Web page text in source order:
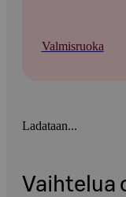
Valmisruoka
Ladataan...
Vaihtelua